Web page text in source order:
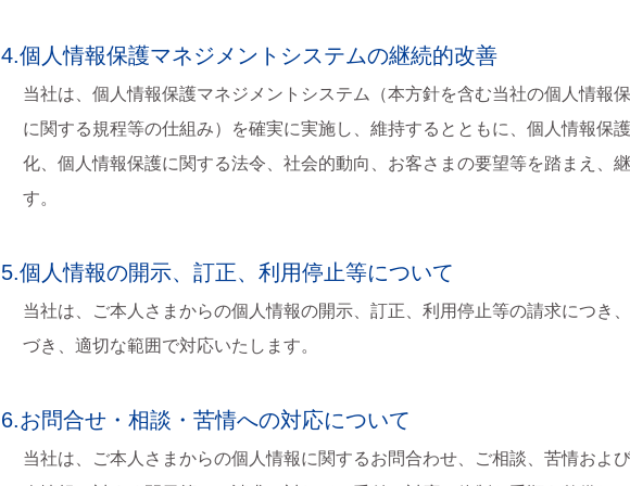
4.個人情報保護マネジメントシステムの継続的改善
当社は、個人情報保護マネジメントシステム（本方針を含む当社の個人情報
に関する規程等の仕組み）を確実に実施し、維持するとともに、個人情報保
化、個人情報保護に関する法令、社会的動向、お客さまの要望等を踏まえ、
す。
5.個人情報の開示、訂正、利用停止等について
当社は、ご本人さまからの個人情報の開示、訂正、利用停止等の請求につき
づき、適切な範囲で対応いたします。
6.お問合せ・相談・苦情への対応について
当社は、ご本人さまからの個人情報に関するお問合わせ、ご相談、苦情およ